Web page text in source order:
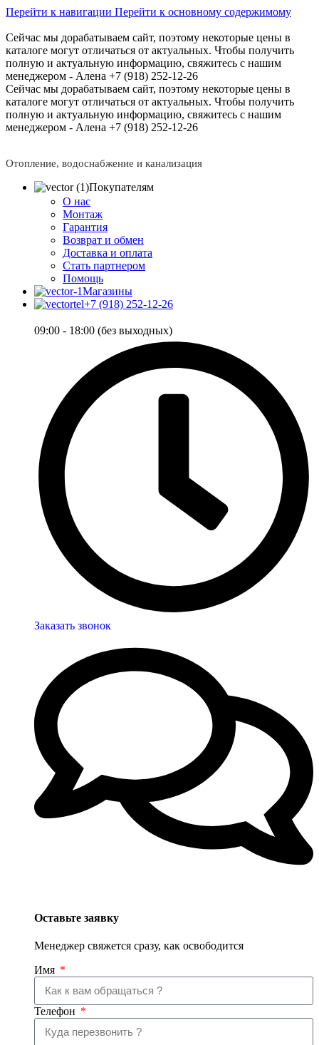
Перейти к навигации Перейти к основному содержимому
Сейчас мы дорабатываем сайт, поэтому некоторые цены в
каталоге могут отличаться от актуальных. Чтобы получить
полную и актуальную информацию, свяжитесь с нашим
менеджером - Алена +7 (918) 252-12-26
Сейчас мы дорабатываем сайт, поэтому некоторые цены в
каталоге могут отличаться от актуальных. Чтобы получить
полную и актуальную информацию, свяжитесь с нашим
менеджером - Алена +7 (918) 252-12-26
Отопление, водоснабжение и канализация
Покупателям
О нас
Монтаж
Гарантия
Возврат и обмен
Доставка и оплата
Стать партнером
Помощь
Магазины
+7 (918) 252-12-26
09:00 - 18:00 (без выходных)
Заказать звонок
Оставьте заявку
Менеджер свяжется сразу, как освободится
Имя
Телефон